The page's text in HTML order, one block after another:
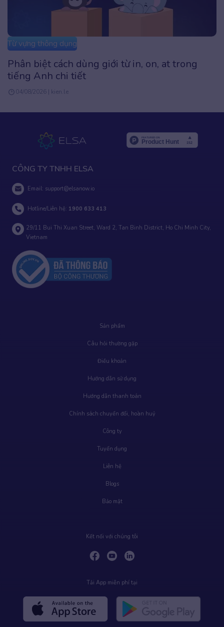
Từ vựng thông dụng
Remain là gì? Cách dùng cấu trúc Retain dễ
hiểu, kèm ví dụ
26/07/2026 | Admin
CÔNG TY TNHH ELSA
Email: support@elsanow.io
Hotline/Liên hệ: 1900 633 413
29/11 Bui Thi Xuan Street, Ward 2, Tan Binh District, Ho Chi Minh City,
Vietnam
Sản phẩm
Câu hỏi thường gặp
Điều khoản
Hướng dẫn sử dụng
Hướng dẫn thanh toán
Chính sách chuyển đổi, hoàn huỷ
Công ty
Tuyển dụng
Liên hệ
Blogs
Bảo mật
Kết nối với chúng tôi
Tải App miễn phí tại